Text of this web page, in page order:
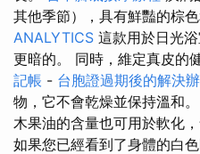
其他季節），具有鮮豔的棕
ANALYTICS 這款用於日光
更暗的。 同時，維定真皮的
記帳 - 台胞證過期後的解決
物，它不會乾燥並保持溫和。
木果油的含量也可用於軟化
如果您已經看到了身體的白